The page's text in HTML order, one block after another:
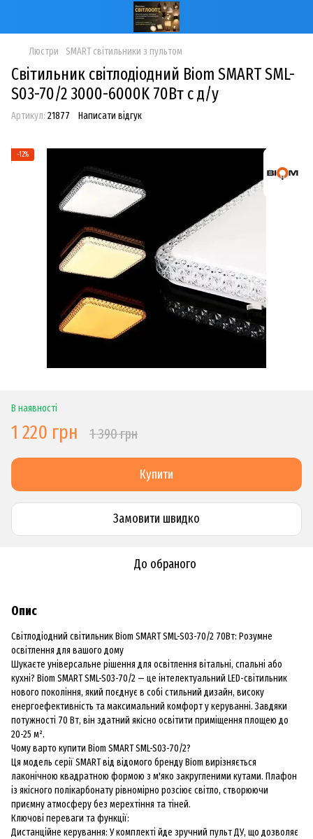
Люстри SMART світильники з пультом
Світильник світлодіодний Biom SMART SML-
S03-70/2 3000-6000K 70Вт с д/у
Артикул: 21877 Написати відгук
−12%
В наявності
1 220 грн 1 390 грн
Купити
Замовити швидко
До обраного
Опис
Світлодіодний світильник Biom SMART SML-S03-70/2 70Вт: Розумне
освітлення для вашого дому
Шукаєте універсальне рішення для освітлення вітальні, спальні або
кухні? Biom SMART SML-S03-70/2 — це інтелектуальний LED-світильник
нового покоління, який поєднує в собі стильний дизайн, високу
енергоефективність та максимальний комфорт у керуванні. Завдяки
потужності 70 Вт, він здатний якісно освітити приміщення площею до
20-25 м².
Чому варто купити Biom SMART SML-S03-70/2?
Ця модель серії SMART від відомого бренду Biom вирізняється
лаконічною квадратною формою з м'яко закругленими кутами. Плафон
із якісного полікарбонату рівномірно розсіює світло, створюючи
приємну атмосферу без мерехтіння та тіней.
Ключові переваги та функції:
Дистанційне керування: У комплекті йде зручний пульт ДУ, що дозволяє